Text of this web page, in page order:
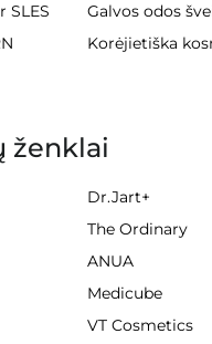
SLES
Galvos odos
Korėjietiška
ženklai
Dr.Jart+
The Ordinary
ANUA
Medicube
VT Cosmetics